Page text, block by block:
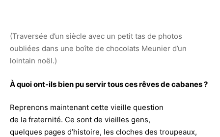
(Traversée d’un siècle avec un petit tas de photos
oubliées dans une boîte de chocolats Meunier d’un
lointain noël.)
À quoi ont-ils bien pu servir tous ces rêves de cabanes ?
Reprenons maintenant cette vieille question
de la fraternité. Ce sont de vieilles gens,
quelques pages d’histoire, les cloches des troupeaux,